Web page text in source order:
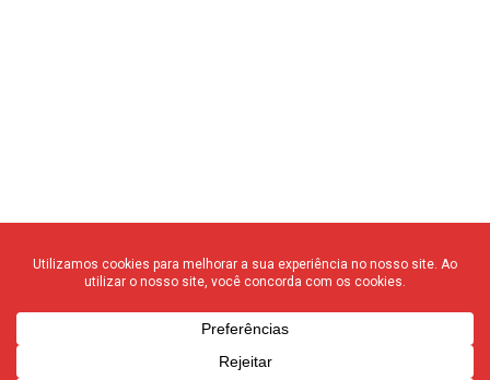
© 2020 F3 Notícias – Todos os direitos reservados